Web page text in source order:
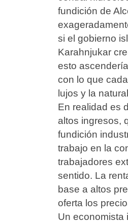
fundición de
si el gobierno
Karahnjukar
esto
con lo que
lujos y la
En realidad es
altos ingresos,
fundición
trabajo en la
trabajadores
sentido. La
base a altos
oferta los
Un economista